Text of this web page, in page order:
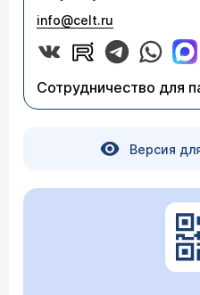
info@celt.ru
Сотрудничество для
Версия